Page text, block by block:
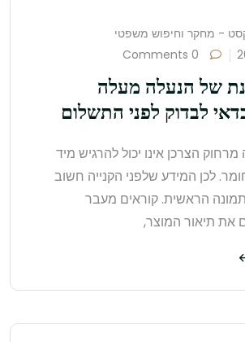
של הנעלה מעלה
לבדוק לפני התשלום
הצרכן אינו יכול להרגיש מיד
לכן המידע שלפני הקנייה חשוב
הראשית. קוראים מעבר
את תיאור המוצר,